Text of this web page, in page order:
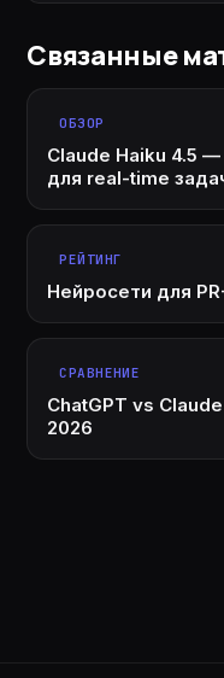
Связанные
ОБЗОР
Claude Haiku 4.5
для real-time
РЕЙТИНГ
Нейросети для
СРАВНЕНИЕ
ChatGPT vs
2026